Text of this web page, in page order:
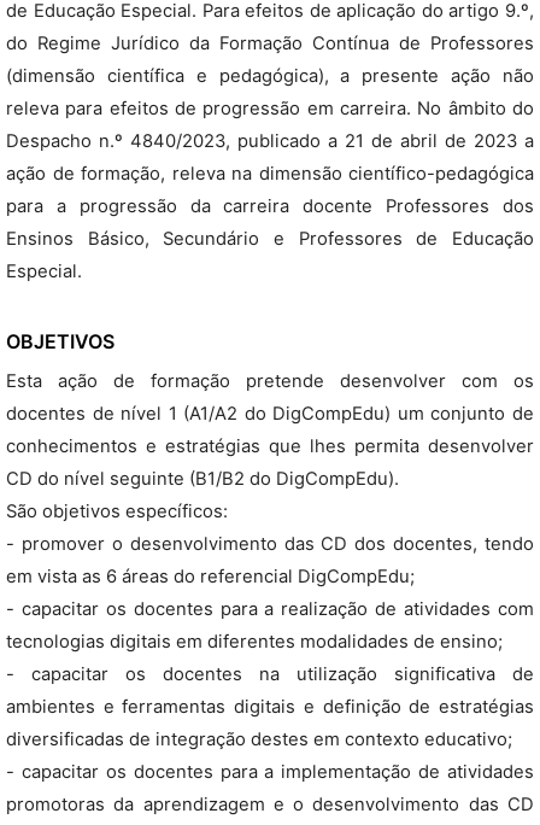
de Educação Especial. Para efeitos de aplicação do artigo 9.º,
do Regime Jurídico da Formação Contínua de Professores
(dimensão científica e pedagógica), a presente ação não
releva para efeitos de progressão em carreira. No âmbito do
Despacho n.º 4840/2023, publicado a 21 de abril de 2023 a
ação de formação, releva na dimensão científico-pedagógica
para a progressão da carreira docente Professores dos
Ensinos Básico, Secundário e Professores de Educação
Especial.
OBJETIVOS
Esta ação de formação pretende desenvolver com os
docentes de nível 1 (A1/A2 do DigCompEdu) um conjunto de
conhecimentos e estratégias que lhes permita desenvolver
CD do nível seguinte (B1/B2 do DigCompEdu).
São objetivos específicos:
- promover o desenvolvimento das CD dos docentes, tendo
em vista as 6 áreas do referencial DigCompEdu;
- capacitar os docentes para a realização de atividades com
tecnologias digitais em diferentes modalidades de ensino;
- capacitar os docentes na utilização significativa de
ambientes e ferramentas digitais e definição de estratégias
diversificadas de integração destes em contexto educativo;
- capacitar os docentes para a implementação de atividades
promotoras da aprendizagem e o desenvolvimento das CD